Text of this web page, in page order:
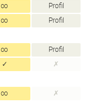
∞
Profil
∞
Profil
∞
Profil
✓
✗
∞
✗